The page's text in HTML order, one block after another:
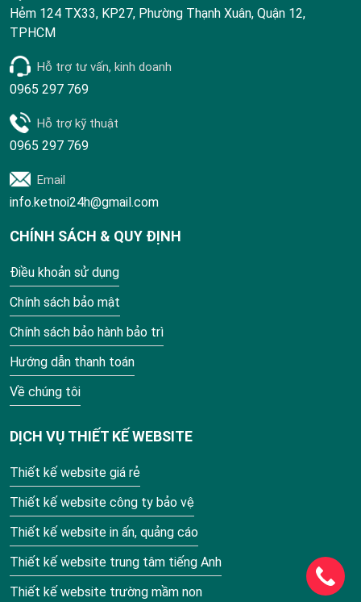
Hẻm 124 TX33, KP27, Phường Thạnh Xuân, Quận 12,
TPHCM
Hỗ trợ tư vấn, kinh doanh
0965 297 769
Hỗ trợ kỹ thuật
0965 297 769
Email
info.ketnoi24h@gmail.com
CHÍNH SÁCH & QUY ĐỊNH
Điều khoản sử dụng
Chính sách bảo mật
Chính sách bảo hành bảo trì
Hướng dẫn thanh toán
Về chúng tôi
DỊCH VỤ THIẾT KẾ WEBSITE
Thiết kế website giá rẻ
Thiết kế website công ty bảo vệ
Thiết kế website in ấn, quảng cáo
Thiết kế website trung tâm tiếng Anh
Thiết kế website trường mầm non